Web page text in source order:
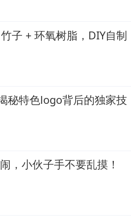
子 + 环氧树脂，DIY自制
秘特色logo背后的独家技
，小伙子手不要乱摸！